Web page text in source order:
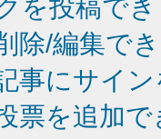
を投稿で
除/編集で
事にサイ
票を追加